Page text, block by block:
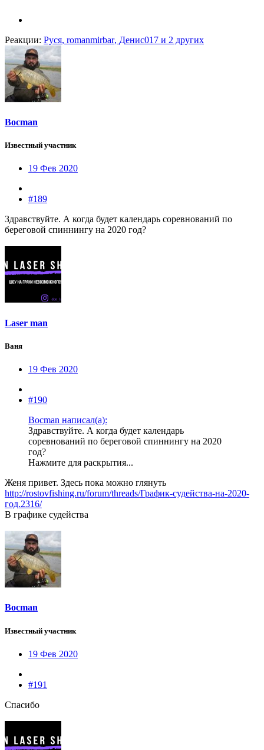
Реакции: Руся, romanmirbar, Денис017 и 2 других
Bocman
Известный участник
19 Фев 2020
#189
Здравствуйте. А когда будет календарь соревнований по
береговой спиннингу на 2020 год?
Laser man
Ваня
19 Фев 2020
#190
Bocman написал(а):
Здравствуйте. А когда будет календарь
соревнований по береговой спиннингу на 2020
год?
Нажмите для раскрытия...
Женя привет. Здесь пока можно глянуть
http://rostovfishing.ru/forum/threads/График-судейства-на-2020-
год.2316/
В графике судейства
Bocman
Известный участник
19 Фев 2020
#191
Спасибо